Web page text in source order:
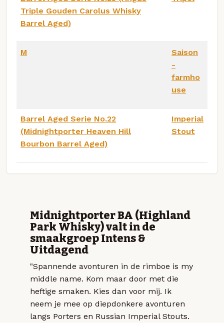
Triple Gouden Carolus Whisky
Barrel Aged)
M
Saison
-
farmho
use
Barrel Aged Serie No.22
(Midnightporter Heaven Hill
Bourbon Barrel Aged)
Imperial
Stout
Midnightporter BA (Highland
Park Whisky) valt in de
smaakgroep Intens &
Uitdagend
"Spannende avonturen in de rimboe is my
middle name. Kom maar door met die
heftige smaken. Kies dan voor mij. Ik
neem je mee op diepdonkere avonturen
langs Porters en Russian Imperial Stouts.